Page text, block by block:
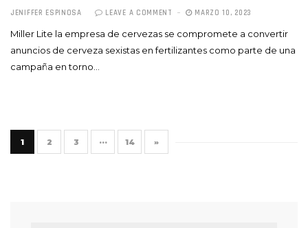
JENIFFER ESPINOSA LEAVE A COMMENT MARZO 10, 2023
Miller Lite la empresa de cervezas se compromete a convertir
anuncios de cerveza sexistas en fertilizantes como parte de una
campaña en torno…
1 2 3 ··· 14 »